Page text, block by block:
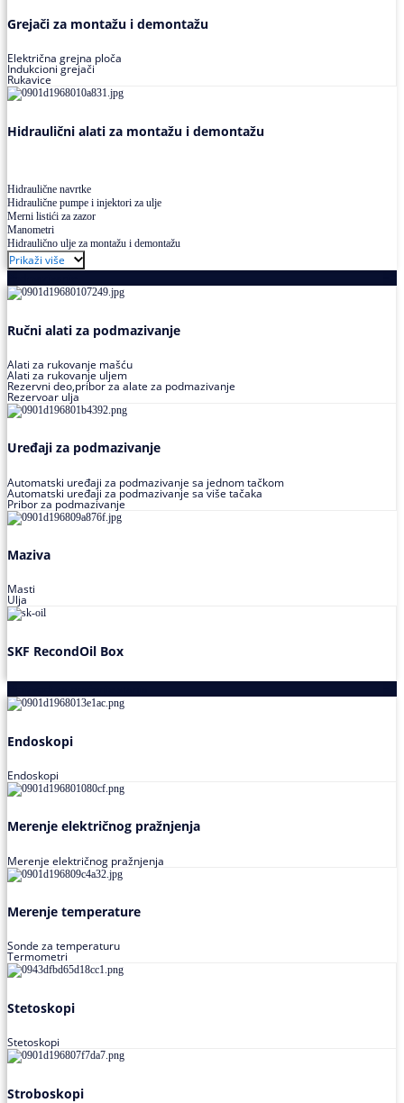
Grejači za montažu i demontažu
Električna grejna ploča
Indukcioni grejači
Rukavice
Hidraulični alati za montažu i demontažu
Hidraulične navrtke
Hidraulične pumpe i injektori za ulje
Merni listići za zazor
Manometri
Hidraulično ulje za montažu i demontažu
Prikaži više
Ručni alati za podmazivanje
Alati za rukovanje mašću
Alati za rukovanje uljem
Rezervni deo,pribor za alate za podmazivanje
Rezervoar ulja
Uređaji za podmazivanje
Automatski uređaji za podmazivanje sa jednom tačkom
Automatski uređaji za podmazivanje sa više tačaka
Pribor za podmazivanje
Maziva
Masti
Ulja
SKF RecondOil Box
Endoskopi
Endoskopi
Merenje električnog pražnjenja
Merenje električnog pražnjenja
Merenje temperature
Sonde za temperaturu
Termometri
Stetoskopi
Stetoskopi
Stroboskopi